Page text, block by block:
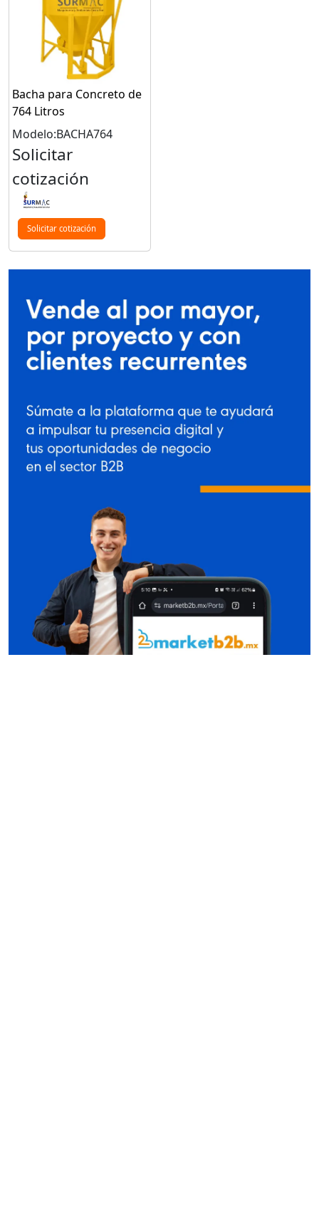
Bacha para Concreto de
764 Litros
Modelo:BACHA764
Solicitar
cotización
Solicitar cotización